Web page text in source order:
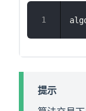
提示